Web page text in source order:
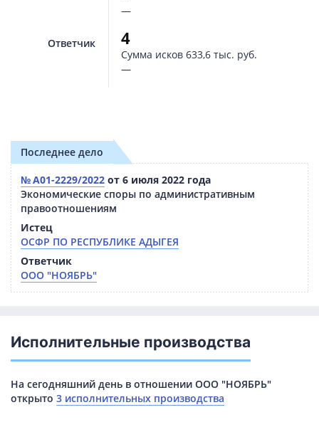
Ответчик
—
4
Сумма исков 633,6 тыс. руб.
—
Последнее дело
№ А01-2229/2022 от 6 июля 2022 года
Экономические споры по административным
правоотношениям
Истец
ОСФР ПО РЕСПУБЛИКЕ АДЫГЕЯ
Ответчик
ООО "НОЯБРЬ"
Исполнительные производства
На сегодняшний день в отношении ООО "НОЯБРЬ"
открыто 3 исполнительных производства